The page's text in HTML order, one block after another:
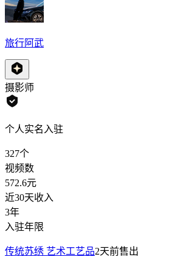
旅行阿武
摄影师
个人实名入驻
327个
视频数
572.6元
近30天收入
3年
入驻年限
传统苏绣 艺术工艺品2天前售出